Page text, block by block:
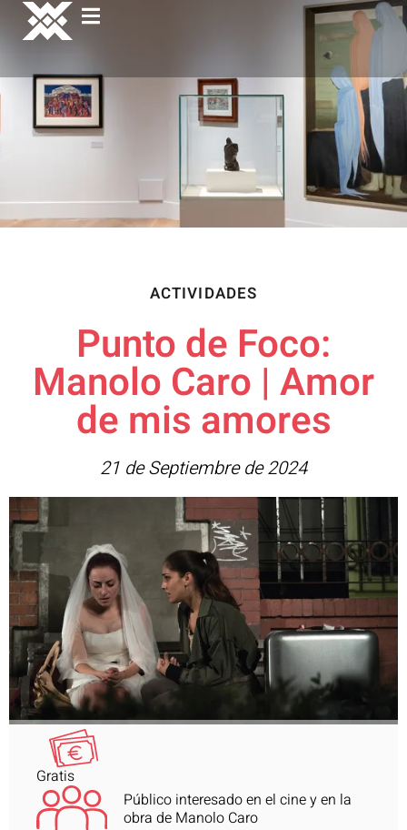
ACTIVIDADES
Punto de Foco:
Manolo Caro | Amor
de mis amores
21 de Septiembre de 2024
Gratis
Público interesado en el cine y en la
obra de Manolo Caro